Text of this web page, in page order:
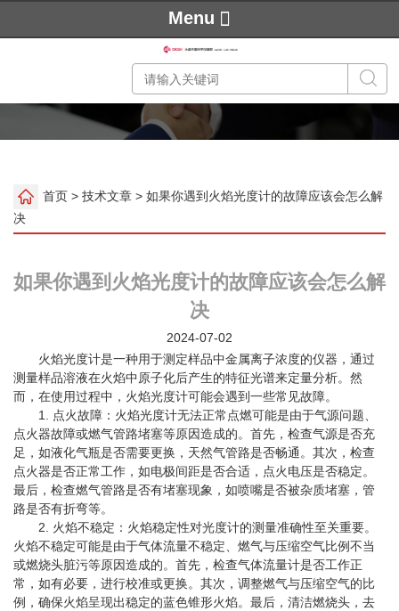
Menu
首页 > 技术文章 > 如果你遇到火焰光度计的故障应该会怎么解
决
如果你遇到火焰光度计的故障应该会怎么解
决
2024-07-02
火焰光度计是一种用于测定样品中金属离子浓度的仪器，通过
测量样品溶液在火焰中原子化后产生的特征光谱来定量分析。然
而，在使用过程中，火焰光度计可能会遇到一些常见故障。
1. 点火故障：火焰光度计无法正常点燃可能是由于气源问题、
点火器故障或燃气管路堵塞等原因造成的。首先，检查气源是否充
足，如液化气瓶是否需要更换，天然气管路是否畅通。其次，检查
点火器是否正常工作，如电极间距是否合适，点火电压是否稳定。
最后，检查燃气管路是否有堵塞现象，如喷嘴是否被杂质堵塞，管
路是否有折弯等。
2. 火焰不稳定：火焰稳定性对光度计的测量准确性至关重要。
火焰不稳定可能是由于气体流量不稳定、燃气与压缩空气比例不当
或燃烧头脏污等原因造成的。首先，检查气体流量计是否工作正
常，如有必要，进行校准或更换。其次，调整燃气与压缩空气的比
例，确保火焰呈现出稳定的蓝色锥形火焰。最后，清洁燃烧头，去